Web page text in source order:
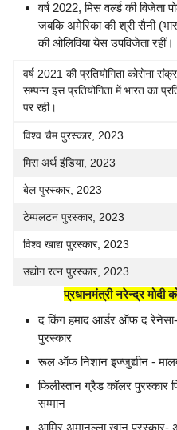
वर्ष 2022, मिस वर्ल्ड की विजेता
जबकि अमेरिका की श्री सैनी
की ओलिविया येस उपविजेता रहीं।
वर्ष 2021 की प्रतियोगिता कोरोना
सम्पन्न इस प्रतियोगिता में भारत का
पर रही।
विश्व चैम पुरस्कार, 2023
मिस अर्थ इंडिया, 2023
बेल पुरस्कार, 2023
टेम्पलटन पुरस्कार, 2023
विश्व खाद्य पुरस्कार, 2023
उद्योग रत्न पुरस्कार, 2023
प्रधानमंत्री नरेन्द्र मोदी
द किंग हमाद आर्डर ऑफ द रेनेसा-
पुरस्कार
रूल ऑफ निशान इज्जुद्यीन -
फिलीस्तान ग्रैड कॉलर पुरस्कार
सम्मान